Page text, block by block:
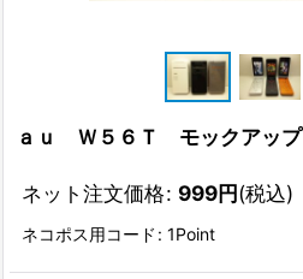
ａｕ Ｗ５６Ｔ モックアップ
ネット注文価格: 999円(税込)
ネコポス用コード : 1Point